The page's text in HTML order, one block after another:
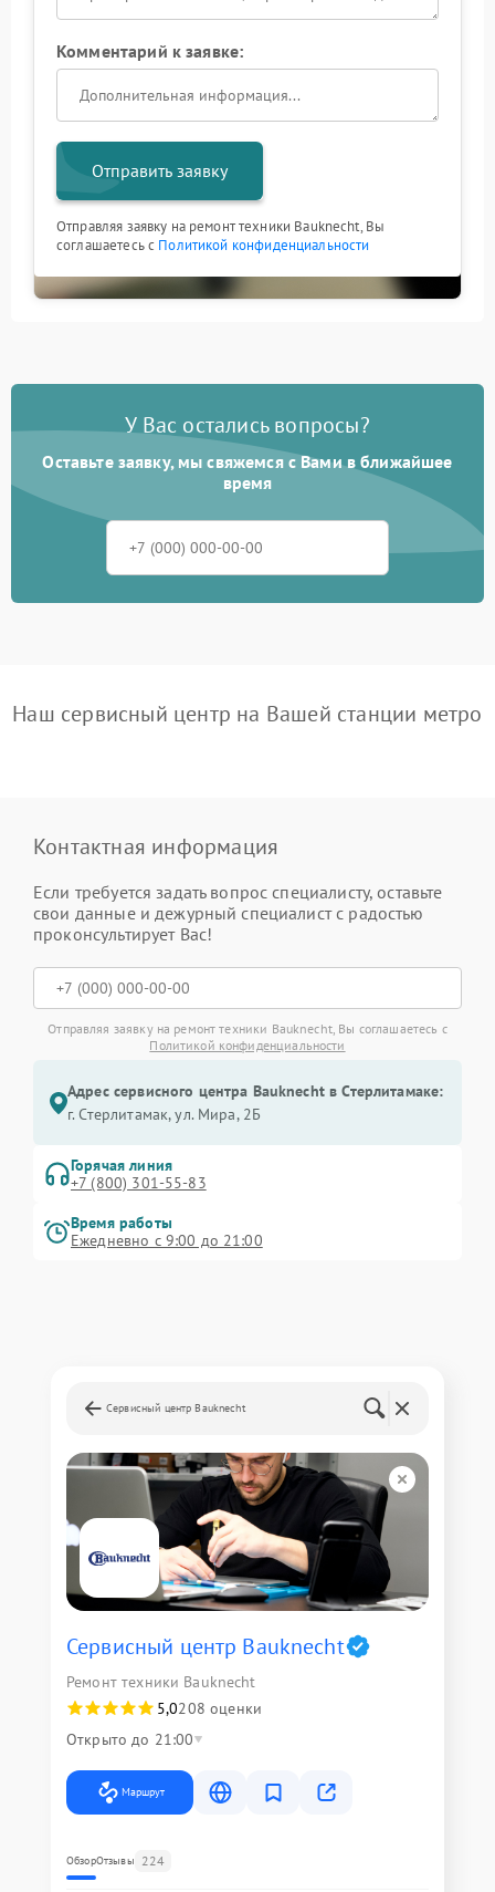
Комментарий к заявке:
Отправить заявку
Отправляя заявку на ремонт техники Bauknecht, Вы
соглашаетесь с Политикой конфиденциальности
У Вас остались вопросы?
Оставьте заявку, мы свяжемся с Вами в ближайшее
время
Наш сервисный центр на Вашей станции метро
Контактная информация
Если требуется задать вопрос специалисту, оставьте
свои данные и дежурный специалист с радостью
проконсультирует Вас!
Отправляя заявку на ремонт техники Bauknecht, Вы соглашаетесь с
Политикой конфиденциальности
Адрес сервисного центра Bauknecht в Стерлитамаке:
г. Стерлитамак, ул. Мира, 2Б
Горячая линия
+7 (800) 301-55-83
Время работы
Ежедневно с 9:00 до 21:00
Сервисный центр Bauknecht
Сервисный центр Bauknecht
Ремонт техники Bauknecht
5,0208 оценки
Открыто до 21:00
Маршрут
ОбзорОтзывы 224